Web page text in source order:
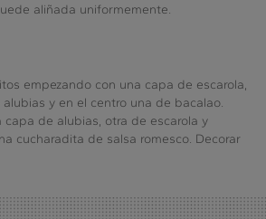
aliñada uniformemente.
empezando con una capa de escarola,
y en el centro una de bacalao.
capa de alubias, otra de escarola y
cucharadita de salsa romesco. Decorar